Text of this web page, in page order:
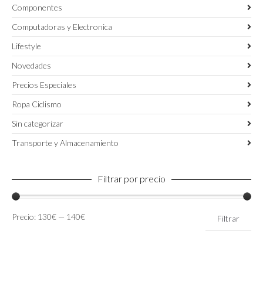
Componentes
Computadoras y Electronica
Lifestyle
Novedades
Precios Especiales
Ropa Ciclismo
Sin categorizar
Transporte y Almacenamiento
Filtrar por precio
Precio
Precio
Filtrar
Precio: 130€ — 140€